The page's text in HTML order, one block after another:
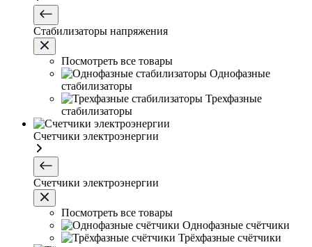
Стабилизаторы напряжения
Посмотреть все товары
Однофазные
стабилизаторы
Трехфазные
стабилизаторы
Счетчики электроэнергии
Счетчики электроэнергии
Посмотреть все товары
Однофазные счётчики
Трёхфазные счётчики